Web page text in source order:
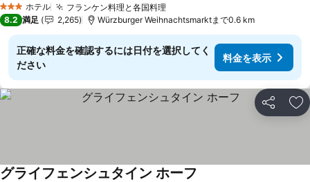
3 ホテルのランク
ホテル フランケン料理と各国料理
8.2 満足 2,265 Würzburger Weihnachtsmarktまで0.6 km
正確な料金を確認するには日付を選択してく
ださい
料金を表示
シェア お
グライフェンシュタイン ホーフ